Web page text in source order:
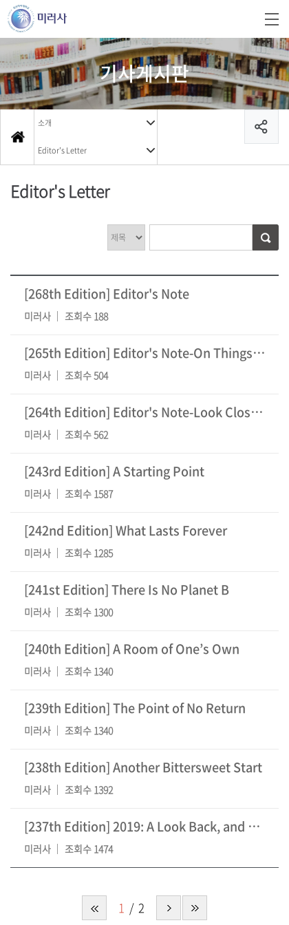
기사게시판
소개
Editor's Letter
Editor's Letter
[268th Edition] Editor's Note
미러사 조회수 188
[265th Edition] Editor's Note-On Things That
미러사 조회수 504
[264th Edition] Editor's Note-Look Closer, an
미러사 조회수 562
[243rd Edition] A Starting Point
미러사 조회수 1587
[242nd Edition] What Lasts Forever
미러사 조회수 1285
[241st Edition] There Is No Planet B
미러사 조회수 1300
[240th Edition] A Room of One’s Own
미러사 조회수 1340
[239th Edition] The Point of No Return
미러사 조회수 1340
[238th Edition] Another Bittersweet Start
미러사 조회수 1392
[237th Edition] 2019: A Look Back, and a Leap Forw
미러사 조회수 1474
1 2